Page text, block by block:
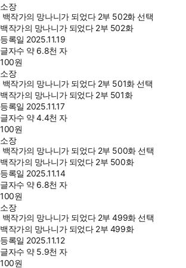
소장
백작가의 망나니가 되었다 2부 502화 선택
백작가의 망나니가 되었다 2부 502화
등록일 2025.11.19
글자수 약 6.8천 자
100원
소장
백작가의 망나니가 되었다 2부 501화 선택
백작가의 망나니가 되었다 2부 501화
등록일 2025.11.17
글자수 약 4.4천 자
100원
소장
백작가의 망나니가 되었다 2부 500화 선택
백작가의 망나니가 되었다 2부 500화
등록일 2025.11.14
글자수 약 6.8천 자
100원
소장
백작가의 망나니가 되었다 2부 499화 선택
백작가의 망나니가 되었다 2부 499화
등록일 2025.11.12
글자수 약 5.9천 자
100원